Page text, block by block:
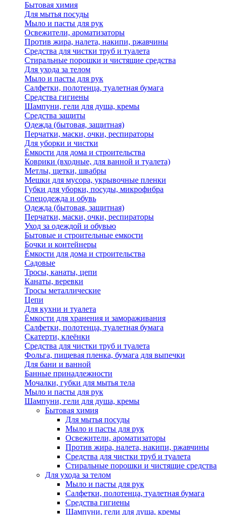
Бытовая химия
Для мытья посуды
Мыло и пасты для рук
Освежители, ароматизаторы
Против жира, налета, накипи, ржавчины
Средства для чистки труб и туалета
Стиральные порошки и чистящие средства
Для ухода за телом
Мыло и пасты для рук
Салфетки, полотенца, туалетная бумага
Средства гигиены
Шампуни, гели для душа, кремы
Средства защиты
Одежда (бытовая, защитная)
Перчатки, маски, очки, респираторы
Для уборки и чистки
Ёмкости для дома и строительства
Коврики (входные, для ванной и туалета)
Метлы, щетки, швабры
Мешки для мусора, укрывочные пленки
Губки для уборки, посуды, микрофибра
Спецодежда и обувь
Одежда (бытовая, защитная)
Перчатки, маски, очки, респираторы
Уход за одеждой и обувью
Бытовые и строительные емкости
Бочки и контейнеры
Ёмкости для дома и строительства
Садовые
Тросы, канаты, цепи
Канаты, веревки
Тросы металлические
Цепи
Для кухни и туалета
Ёмкости для хранения и замораживания
Салфетки, полотенца, туалетная бумага
Скатерти, клеёнки
Средства для чистки труб и туалета
Фольга, пищевая пленка, бумага для выпечки
Для бани и ванной
Банные принадлежности
Мочалки, губки для мытья тела
Мыло и пасты для рук
Шампуни, гели для душа, кремы
Бытовая химия
Для мытья посуды
Мыло и пасты для рук
Освежители, ароматизаторы
Против жира, налета, накипи, ржавчины
Средства для чистки труб и туалета
Стиральные порошки и чистящие средства
Для ухода за телом
Мыло и пасты для рук
Салфетки, полотенца, туалетная бумага
Средства гигиены
Шампуни, гели для душа, кремы